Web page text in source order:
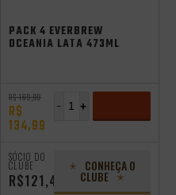
PACK 4 EVERBREW
OCEANIA LATA 473ML
R$ 169,99
R$
134,99
+
-
SÓCIO DO
CLUBE
R$121,49
CONHEÇA O
CLUBE